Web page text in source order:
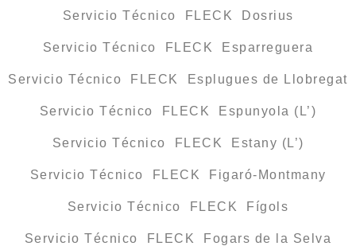
Servicio Técnico FLECK Dosrius
Servicio Técnico FLECK Esparreguera
Servicio Técnico FLECK Esplugues de Llobregat
Servicio Técnico FLECK Espunyola (L’)
Servicio Técnico FLECK Estany (L’)
Servicio Técnico FLECK Figaró-Montmany
Servicio Técnico FLECK Fígols
Servicio Técnico FLECK Fogars de la Selva